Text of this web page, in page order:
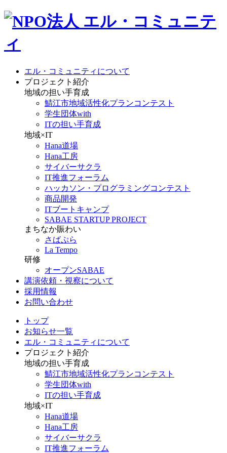
エル・コミュニティについて
プロジェクト紹介
地域の担い手育成
鯖江市地域活性化プランコンテスト
学生団体with
ITの担い手育成
地域×IT
Hana道場
Hana工房
サイバーサクラ
IT推進フォーラム
ハッカソン・プログラミングコンテスト
商品開発
ITブートキャンプ
SABAE STARTUP PROJECT
まちなか賑わい
さばぷら
La Tempo
研修
オープンSABAE
講演依頼・視察について
採用情報
お問い合わせ
トップ
お知らせ一覧
エル・コミュニティについて
プロジェクト紹介
地域の担い手育成
鯖江市地域活性化プランコンテスト
学生団体with
ITの担い手育成
地域×IT
Hana道場
Hana工房
サイバーサクラ
IT推進フォーラム